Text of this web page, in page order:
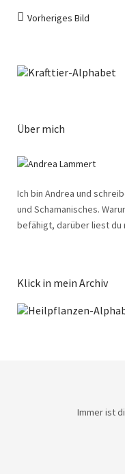
Vorheriges Bild
Über mich
Ich bin Andrea und
und Schamanisches.
befähigt, darüber liest du
Klick in mein Archiv
Immer ist